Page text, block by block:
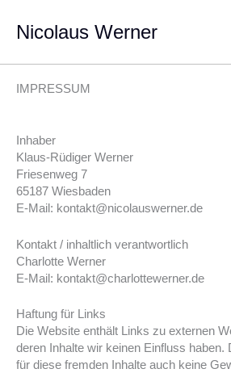
Inhalt
springen
Nicolaus Werner
IMPRESSUM
Inhaber
Klaus-Rüdiger Werner
Friesenweg 7
65187 Wiesbaden
E-Mail: kontakt@nicolauswerner.de
Kontakt / inhaltlich verantwortlich
Charlotte Werner
E-Mail: kontakt@charlottewerner.de
Haftung für Links
Die Website enthält Links zu externen
deren Inhalte wir keinen Einfluss haben.
für diese fremden Inhalte auch keine